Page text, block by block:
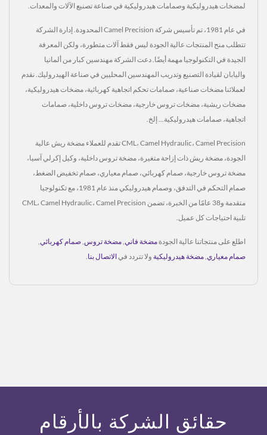
لمضخات هيدروليكية وصمامات هيدروليكية في صناعة تصنيع الآلات والمعدات.
في عام 1981، تم تأسيس شركة Camel Precision المحدودة. إدارة الشركة
تتطلب منح المنتجات عالية الجودة ليس فقط آلات متطورة، ولكن المعرفة
الجيدة في التكنولوجيا مهمة أيضًا. دعت الشركة مهندسين كبار من ألمانيا
واليابان لقيادة التصنيع وتدريب المهندسين المحليين في صناعة الهيدروليك. نقدم
لعملائنا مضخات صناعية، صمامات تحكم اتجاهية كهربائية، مضخات هيدروليكية،
مضخات ريشية، مضخات تروس خارجية، مضخات تروس داخلية، صمامات
اتجاهية، صمامات هيدروليكية... إلخ.
CML، Camel Hydraulic، Camel Precision تقدم للعملاء مضخة ريش عالية
الجودة، مضخة ريش ذات إزاحة متغيرة، مضخة تروس داخلية، وكيل إكرلي آسيا،
مضخة تروس خارجية، صمام كهربائي، صمام معياري، صمام تخفيض الضغط،
صمام التحكم في التدفق، وصمام هيدروليكي منذ عام 1981، مع تكنولوجيا
متقدمة و38 عامًا من الخبرة، تضمن CML، Camel Hydraulic، Camel Precision
تلبية احتياجات كل عميل.
اطلع على منتجاتنا عالية الجودة مضخة فاني مضخة تروس صمام كهربائي
صمام معياري مضخة هيدروليكية ولا تتردد في الاتصال بنا
حقائق الشركة بالأرقام